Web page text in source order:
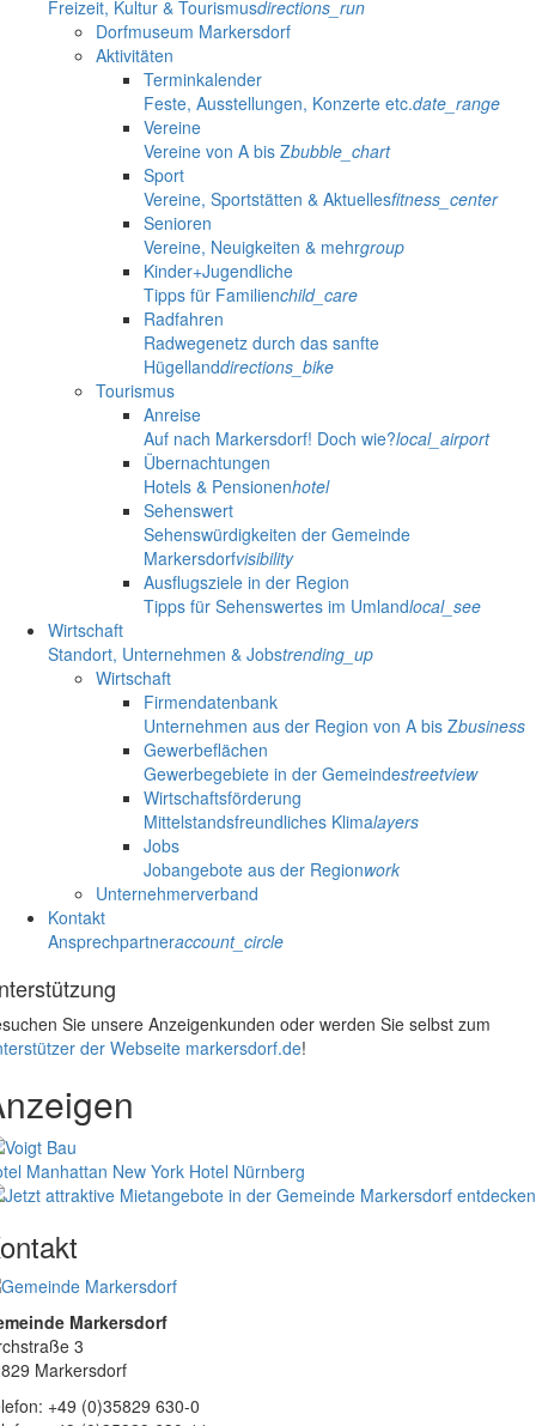
Freizeit, Kultur & Tourismusdirections_run
Dorfmuseum Markersdorf
Aktivitäten
Terminkalender
Feste, Ausstellungen, Konzerte etc.date_range
Vereine
Vereine von A bis Zbubble_chart
Sport
Vereine, Sportstätten & Aktuellesfitness_center
Senioren
Vereine, Neuigkeiten & mehrgroup
Kinder+Jugendliche
Tipps für Familienchild_care
Radfahren
Radwegenetz durch das sanfte
Hügellanddirections_bike
Tourismus
Anreise
Auf nach Markersdorf! Doch wie?local_airport
Übernachtungen
Hotels & Pensionenhotel
Sehenswert
Sehenswürdigkeiten der Gemeinde
Markersdorfvisibility
Ausflugsziele in der Region
Tipps für Sehenswertes im Umlandlocal_see
Wirtschaft
Standort, Unternehmen & Jobstrending_up
Wirtschaft
Firmendatenbank
Unternehmen aus der Region von A bis Zbusiness
Gewerbeflächen
Gewerbegebiete in der Gemeindestreetview
Wirtschaftsförderung
Mittelstandsfreundliches Klimalayers
Jobs
Jobangebote aus der Regionwork
Unternehmerverband
Kontakt
Ansprechpartneraccount_circle
Sie unsere Anzeigenkunden oder werden Sie selbst zum
der Webseite markersdorf.de!
Manhattan New York Hotel Nürnberg
Markersdorf
3
Markersdorf
+49 (0)35829 630-0